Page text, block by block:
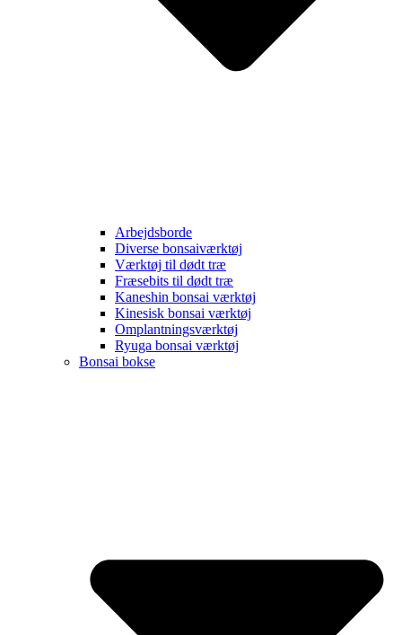
Arbejdsborde
Diverse bonsaiværktøj
Værktøj til dødt træ
Fræsebits til dødt træ
Kaneshin bonsai værktøj
Kinesisk bonsai værktøj
Omplantningsværktøj
Ryuga bonsai værktøj
Bonsai bokse